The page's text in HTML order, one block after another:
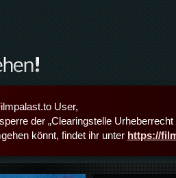
User,
der „Clearingstelle Urheberrecht
könnt, findet ihr unter https://